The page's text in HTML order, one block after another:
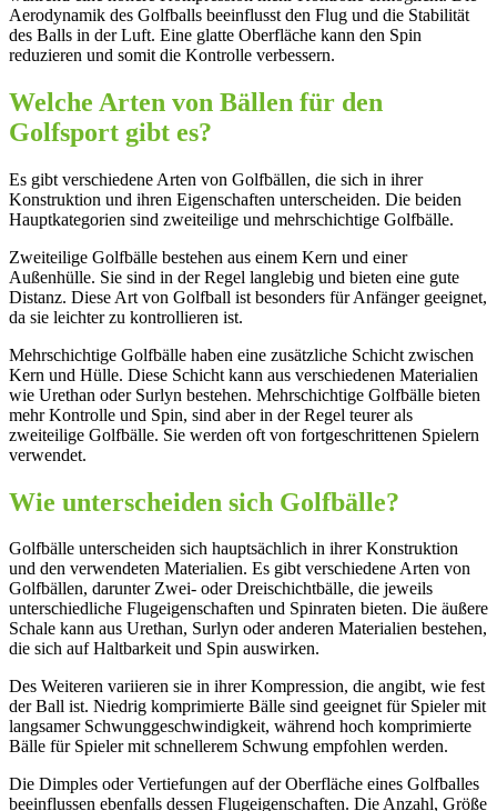
Aerodynamik des Golfballs beeinflusst den Flug und die Stabilität
des Balls in der Luft. Eine glatte Oberfläche kann den Spin
reduzieren und somit die Kontrolle verbessern.
Welche Arten von Bällen für den
Golfsport gibt es?
Es gibt verschiedene Arten von Golfbällen, die sich in ihrer
Konstruktion und ihren Eigenschaften unterscheiden. Die beiden
Hauptkategorien sind zweiteilige und mehrschichtige Golfbälle.
Zweiteilige Golfbälle bestehen aus einem Kern und einer
Außenhülle. Sie sind in der Regel langlebig und bieten eine gute
Distanz. Diese Art von Golfball ist besonders für Anfänger geeignet,
da sie leichter zu kontrollieren ist.
Mehrschichtige Golfbälle haben eine zusätzliche Schicht zwischen
Kern und Hülle. Diese Schicht kann aus verschiedenen Materialien
wie Urethan oder Surlyn bestehen. Mehrschichtige Golfbälle bieten
mehr Kontrolle und Spin, sind aber in der Regel teurer als
zweiteilige Golfbälle. Sie werden oft von fortgeschrittenen Spielern
verwendet.
Wie unterscheiden sich Golfbälle?
Golfbälle unterscheiden sich hauptsächlich in ihrer Konstruktion
und den verwendeten Materialien. Es gibt verschiedene Arten von
Golfbällen, darunter Zwei- oder Dreischichtbälle, die jeweils
unterschiedliche Flugeigenschaften und Spinraten bieten. Die äußere
Schale kann aus Urethan, Surlyn oder anderen Materialien bestehen,
die sich auf Haltbarkeit und Spin auswirken.
Des Weiteren variieren sie in ihrer Kompression, die angibt, wie fest
der Ball ist. Niedrig komprimierte Bälle sind geeignet für Spieler mit
langsamer Schwunggeschwindigkeit, während hoch komprimierte
Bälle für Spieler mit schnellerem Schwung empfohlen werden.
Die Dimples oder Vertiefungen auf der Oberfläche eines Golfballes
beeinflussen ebenfalls dessen Flugeigenschaften. Die Anzahl, Größe